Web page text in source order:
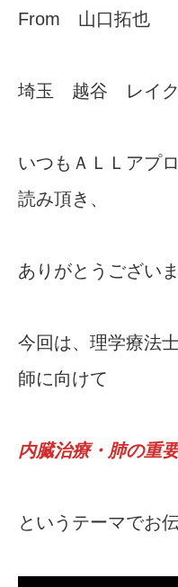
From 山口拓也
埼玉 越谷 レイク
いつもＡＬＬアプ
読み頂き、
ありがとうございま
今回は、理学療法
師に向けて
内臓治療・肺の重
というテーマでお